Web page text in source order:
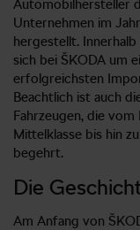
Automobilhersteller
Unternehmen im
hergestellt.
sich bei ŠKODA um
erfolgreichsten
Beachtlich ist auch
Fahrzeugen, die
Mittelklasse bis hin
begehrt.
Die
Am Anfang von